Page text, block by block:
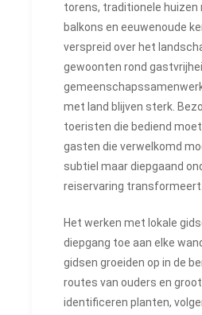
torens, traditionele huizen
balkons en eeuwenoude
verspreid over het
gewoonten rond
met land blijven sterk.
toeristen die bediend
gasten die verwelkomd
subtiel maar diepgaand
reiservaring transformeert.
Het werken met lokale
diepgang toe aan elke
gidsen groeiden op in de
routes van ouders en
identificeren planten,